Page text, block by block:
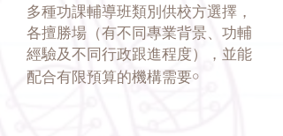
多種功課輔導班類別供校方選擇，
各擅勝場（有不同專業背景、功輔
經驗及不同行政跟進程度），並能
配合有限預算的機構需要￮